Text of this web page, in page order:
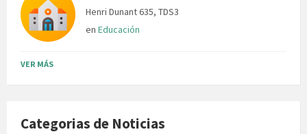
Henri Dunant 635, TDS3
en Educación
VER MÁS
Categorias de Noticias